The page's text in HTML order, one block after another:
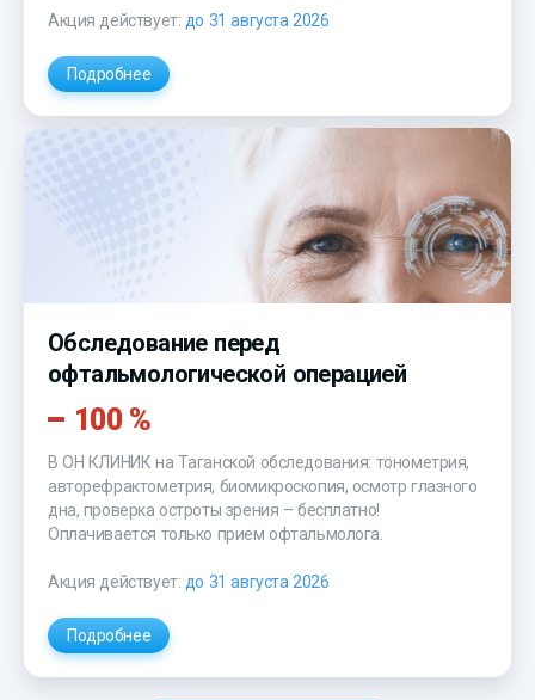
Акция действует: до 31 августа 2026
Подробнее
Обследование перед
офтальмологической операцией
100 %
В ОН КЛИНИК на Таганской обследования: тонометрия,
авторефрактометрия, биомикроскопия, осмотр глазного
дна, проверка остроты зрения – бесплатно!
Оплачивается только прием офтальмолога.
Акция действует: до 31 августа 2026
Подробнее